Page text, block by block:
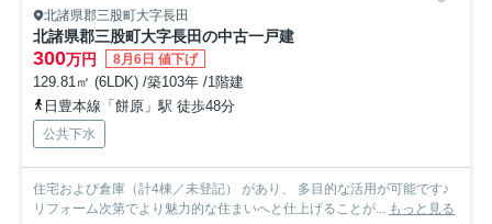
北諸県郡三股町大字長田
北諸県郡三股町大字長田の中古一戸建
300万円 8月6日 値下げ
129.81㎡ (6LDK) /築103年 /1階建
日豊本線「餅原」駅 徒歩48分
公共下水
住宅および倉庫（計4棟／未登記） があり、 多目的な活用が可能です♪
リフォーム次第でより魅力的な住まいへと仕上げることが... もっと見る